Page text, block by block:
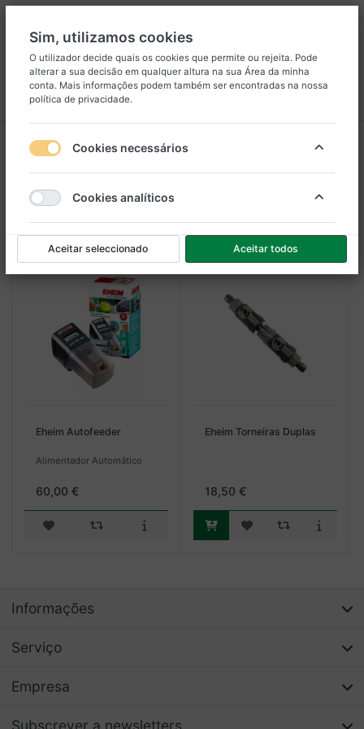
Menu Iniciar sessão
8
Diversos
Filtro
Eheim Autofeeder
Alimentador Automático
60,00 €
Eheim Torneiras Duplas
18,50 €
Informações
Serviço
Empresa
Subscrever a newsletters
Sim, utilizamos cookies
O utilizador decide quais os cookies que permite ou rejeita. Pode
alterar a sua decisão em qualquer altura na sua Área da minha
conta. Mais informações podem também ser encontradas na nossa
política de privacidade.
Cookies necessários
Cookies analíticos
Aceitar seleccionado Aceitar todos